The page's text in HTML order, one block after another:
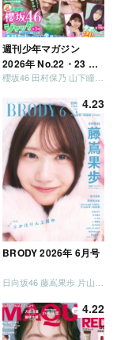
週刊少年マガジン
2026年 No.22・23 合
併号
4.23
BRODY 2026年 6月号
4.22